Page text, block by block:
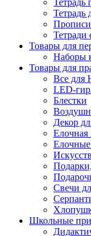
Тетрадь
Тетрадь
Прописи
Тетради
Товары для
Наборы
Товары для
Все для
LED-
Блестки
Декор
Свечи
Школьные